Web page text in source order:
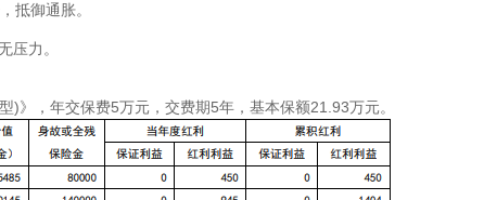
抵御通胀。
压力。
》，年交保费5万元，交费期5年，基本保额21.93万元。